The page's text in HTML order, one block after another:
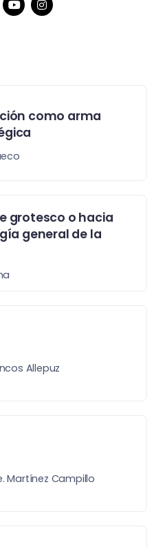
como arma
grotesco o hacia
general de la
Allepuz
Martínez Campillo